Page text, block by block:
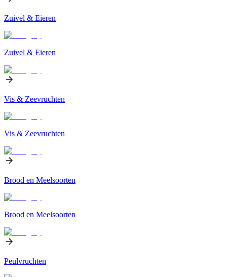
Zuivel & Eieren
Zuivel & Eieren
Vis & Zeevruchten
Vis & Zeevruchten
Brood en Meelsoorten
Brood en Meelsoorten
Peulvruchten